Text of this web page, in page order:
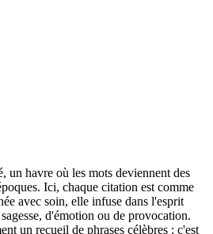
un havre où les mots deviennent des
Ici, chaque citation est comme
avec soin, elle infuse dans l'esprit
d'émotion ou de provocation.
un recueil de phrases célèbres ; c'est